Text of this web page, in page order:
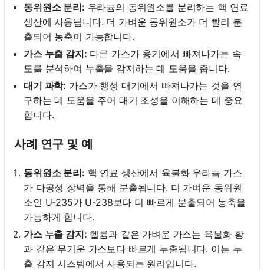
동위원소 분리: 우라늄의 동위원소를 분리하는 핵 연료
생산에 사용됩니다. 더 가벼운 동위원소가 더 빨리 분
출되어 농축이 가능합니다.
가스 누출 감지: 다른 가스가 용기에서 빠져나가는 속
도를 분석하여 누출을 감지하는 데 도움을 줍니다.
대기 과학: 가스가 행성 대기에서 빠져나가는 것을 연
구하는 데 도움을 주어 대기 조성을 이해하는 데 중요
합니다.
사례 연구 및 예
동위원소 분리: 핵 연료 생산에서 육불화 우라늄 가스
가 다공성 장벽을 통해 분출됩니다. 더 가벼운 동위원
소인 U-235가 U-238보다 더 빠르게 분출되어 농축을
가능하게 합니다.
가스 누출 감지: 헬륨과 같은 가벼운 가스는 육불화 황
과 같은 무거운 가스보다 빠르게 누출됩니다. 이는 누
출 감지 시스템에서 사용되는 원리입니다.